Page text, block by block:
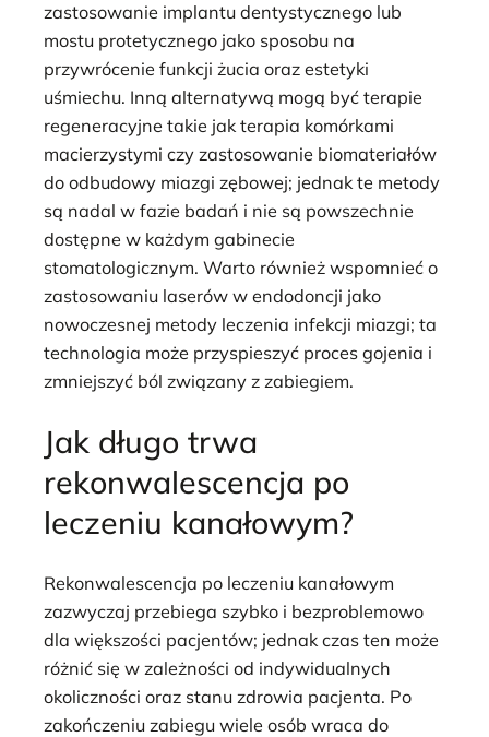
zastosowanie implantu dentystycznego lub
mostu protetycznego jako sposobu na
przywrócenie funkcji żucia oraz estetyki
uśmiechu. Inną alternatywą mogą być terapie
regeneracyjne takie jak terapia komórkami
macierzystymi czy zastosowanie biomateriałów
do odbudowy miazgi zębowej; jednak te metody
są nadal w fazie badań i nie są powszechnie
dostępne w każdym gabinecie
stomatologicznym. Warto również wspomnieć o
zastosowaniu laserów w endodoncji jako
nowoczesnej metody leczenia infekcji miazgi; ta
technologia może przyspieszyć proces gojenia i
zmniejszyć ból związany z zabiegiem.
Jak długo trwa
rekonwalescencja po
leczeniu kanałowym?
Rekonwalescencja po leczeniu kanałowym
zazwyczaj przebiega szybko i bezproblemowo
dla większości pacjentów; jednak czas ten może
różnić się w zależności od indywidualnych
okoliczności oraz stanu zdrowia pacjenta. Po
zakończeniu zabiegu wiele osób wraca do